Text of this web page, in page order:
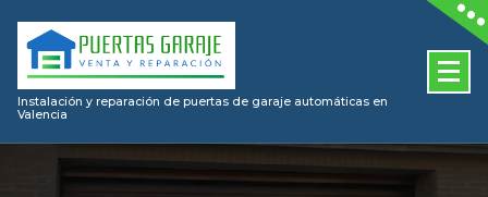
content
Instalación y reparación de puertas de garaje automáticas en
Valencia